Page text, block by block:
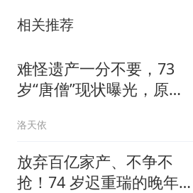
相关推荐
难怪遗产一分不要，73
岁“唐僧”现状曝光，原来
洛天依
放弃百亿家产、不争不
抢！74 岁迟重瑞的晚年，